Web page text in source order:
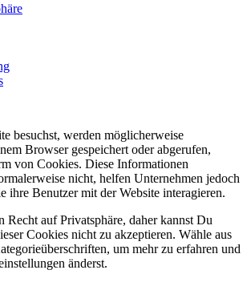
besuchst, werden möglicherweise
Browser gespeichert oder abgerufen,
von Cookies. Diese Informationen
nicht, helfen Unternehmen jedoch
ihre Benutzer mit der Website interagieren.
Recht auf Privatsphäre, daher kannst Du
Cookies nicht zu akzeptieren. Wähle aus
um mehr zu erfahren und
änderst.